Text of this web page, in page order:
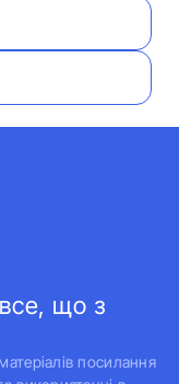
що з
посилання